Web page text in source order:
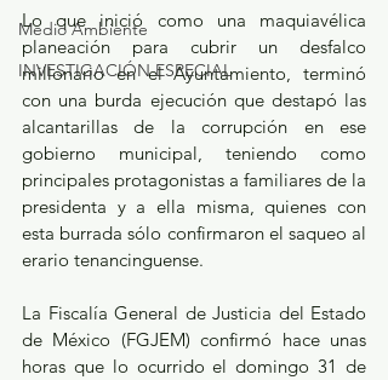
Medio Ambiente
INVESTIGACIÓN ESPECIAL
Lo que inició como una maquiavélica
planeación para cubrir un desfalco
millonario en el Ayuntamiento, terminó
con una burda ejecución que destapó las
alcantarillas de la corrupción en ese
gobierno municipal, teniendo como
principales protagonistas a familiares de la
presidenta y a ella misma, quienes con
esta burrada sólo confirmaron el saqueo al
erario tenancinguense.
La Fiscalía General de Justicia del Estado
de México (FGJEM) confirmó hace unas
horas que lo ocurrido el domingo 31 de